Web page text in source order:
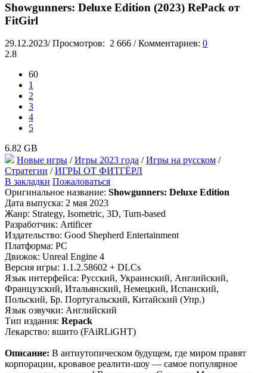
Showgunners: Deluxe Edition (2023) RePack от
FitGirl
29.12.2023/ Просмотров: 2 666 / Комментариев: 0
2.8
60
1
2
3
4
5
6.82 GB
Новые игры /Игры 2023 года /Игры на русском /
Стратегии /ИГРЫ ОТ ФИТГЁРЛ
В закладки Пожаловаться
Оригинальное название: Showgunners: Deluxe Edition
Дата выпуска: 2 мая 2023
Жанр: Strategy, Isometric, 3D, Turn-based
Разработчик: Artificer
Издательство: Good Shepherd Entertainment
Платформа: PC
Движок: Unreal Engine 4
Версия игры: 1.1.2.58602 + DLCs
Язык интерфейса: Русский, Украинский, Английский,
Французский, Итальянский, Немецкий, Испанский,
Польский, Бр. Португальский, Китайский (Упр.)
Язык озвучки: Английский
Тип издания: Repack
Лекарство: вшито (FAiRLiGHT)
Описание: В антиутопическом будущем, где миром правят
корпорации, кровавое реалити-шоу — самое популярное